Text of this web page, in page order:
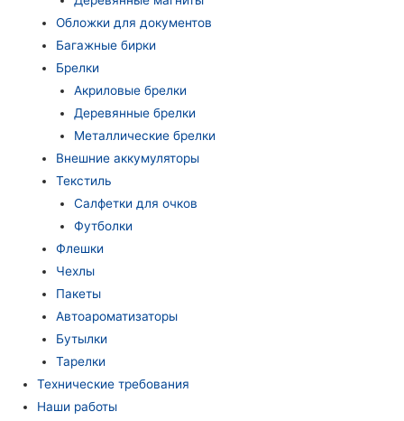
Обложки для документов
Багажные бирки
Брелки
Акриловые брелки
Деревянные брелки
Металлические брелки
Внешние аккумуляторы
Текстиль
Салфетки для очков
Футболки
Флешки
Чехлы
Пакеты
Автоароматизаторы
Бутылки
Тарелки
Технические требования
Наши работы